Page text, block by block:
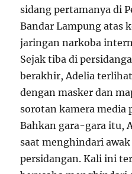
sidang pertamanya di
Bandar Lampung atas
jaringan narkoba
Sejak tiba di
berakhir, Adelia
dengan masker dan
sorotan kamera media
Bahkan gara-gara itu,
saat menghindari
persidangan. Kali ini